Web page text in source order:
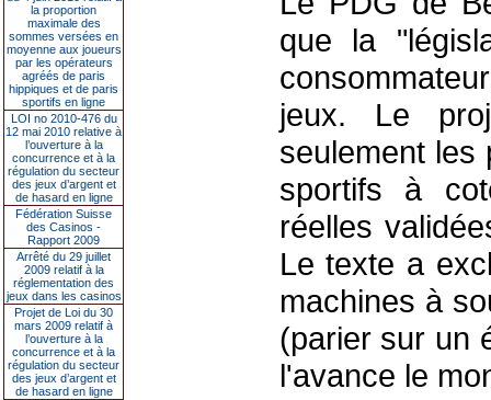
la proportion
maximale des
sommes versées en
moyenne aux joueurs
par les opérateurs
agréés de paris
hippiques et de paris
sportifs en ligne
LOI no 2010-476 du
12 mai 2010 relative à
l’ouverture à la
concurrence et à la
régulation du secteur
des jeux d’argent et
de hasard en ligne
Fédération Suisse
des Casinos -
Rapport 2009
Arrêté du 29 juillet
2009 relatif à la
réglementation des
jeux dans les casinos
Projet de Loi du 30
mars 2009 relatif à
l’ouverture à la
concurrence et à la
régulation du secteur
des jeux d’argent et
de hasard en ligne
que la
jeux. Le
seulement les
sportifs à
réelles
Le texte a
machines à
(parier sur un
l'avance le